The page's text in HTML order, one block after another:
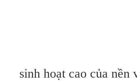
sinh hoạt cao của nền